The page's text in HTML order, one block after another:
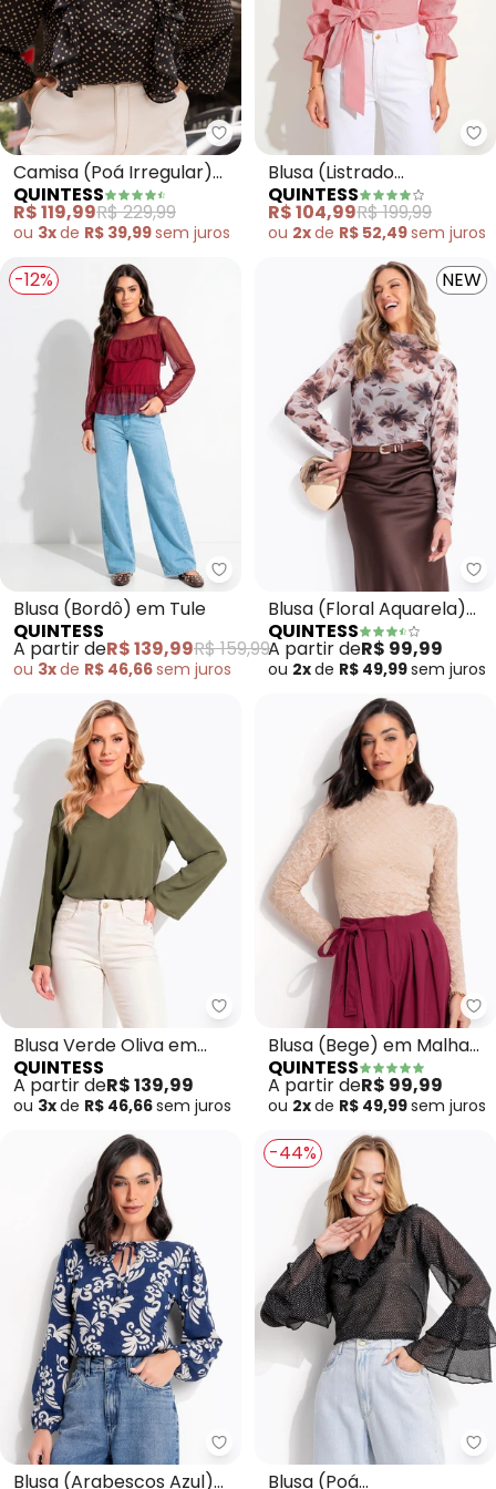
Quintess - Camisa (Poá
Camisa (Poá Irregular)
em Crepe Plano
QUINTESS
R$ 119,99R$ 229,99
ou 3xde R$ 39,99sem juros
Blusa (Listrado
Vermelho) em Tricoline
QUINTESS
R$ 104,99R$ 199,99
ou 2xde R$ 52,49sem juros
-12%
Quintess - Blusa (Bordô) em
Blusa (Bordô) em Tule
QUINTESS
A partir deR$ 139,99R$ 159,99
ou 3xde R$ 46,66sem juros
NEW
Blusa (Floral Aquarela)
em Tule
QUINTESS
A partir deR$ 99,99
ou 2xde R$ 49,99sem juros
Quintess - Blusa Verde Oliva
Blusa Verde Oliva em
Crepe Plano
QUINTESS
A partir deR$ 139,99
ou 3xde R$ 46,66sem juros
Blusa (Bege) em Malha
Devorê
QUINTESS
A partir deR$ 99,99
ou 2xde R$ 49,99sem juros
Quintess - Blusa (Arabescos
Blusa (Arabescos Azul)
-44%
Blusa (Poá